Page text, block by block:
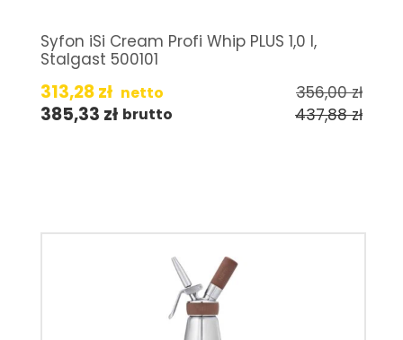
Syfon iSi Cream Profi Whip PLUS 1,0 l,
Stalgast 500101
313,28zł netto 356,00zł
385,33 zł brutto 437,88zł